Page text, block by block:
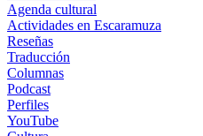
Agenda cultural
Actividades en Escaramuza
Reseñas
Traducción
Columnas
Podcast
Perfiles
YouTube